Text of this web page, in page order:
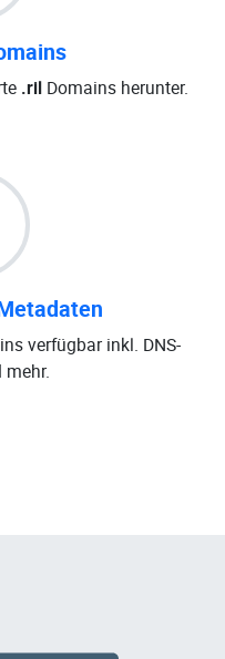
.rilDomains herunter.
verfügbar inkl. DNS-
mehr.